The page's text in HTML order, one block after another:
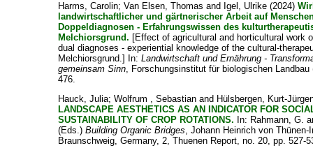
Harms, Carolin;Van Elsen, Thomas and Igel, Ulrike (2024)
landwirtschaftlicher und gärtnerischer Arbeit auf
Doppeldiagnosen - Erfahrungswissen des
Melchiorsgrund. [Effect of agricultural and horticultural work
dual diagnoses - experiential knowledge of the cultural-
Melchiorsgrund.] In:Landwirtschaft und Ernährung -
gemeinsam Sinn, Forschungsinstitut für biologischen Landbau
476.
Hauck, Julia;Wolfrum , Sebastian and Hülsbergen, Kurt-
LANDSCAPE AESTHETICS AS AN INDICATOR FOR
SUSTAINABILITY OF CROP ROTATIONS. In: Rahmann, G.
(Eds.)Building Organic Bridges, Johann Heinrich von Thünen-
Braunschweig, Germany, 2, Thuenen Report, no. 20, pp. 527-